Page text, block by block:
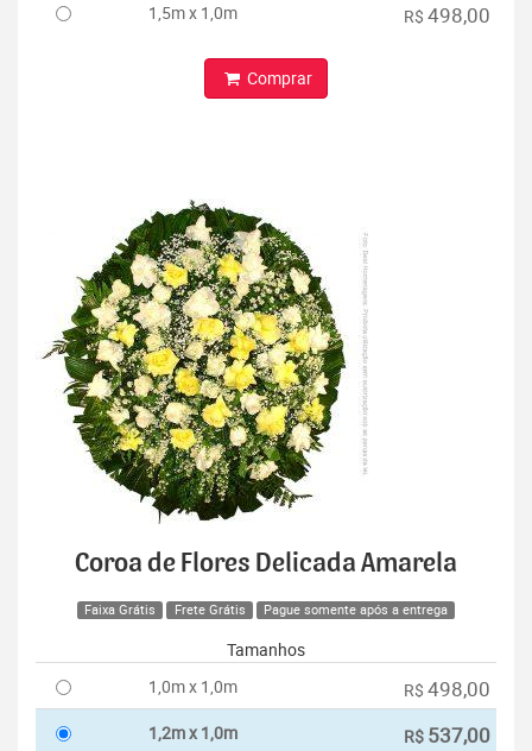
1,5m x 1,0m R$ 498,00
Comprar
Coroa de Flores Delicada Amarela
Faixa Grátis Frete Grátis Pague somente após a entrega
Tamanhos
1,0m x 1,0m
R$ 498,00
1,2m x 1,0m R$ 537,00